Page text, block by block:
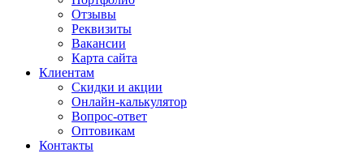
Отзывы
Реквизиты
Вакансии
Карта сайта
Клиентам
Скидки и акции
Онлайн-калькулятор
Вопрос-ответ
Оптовикам
Контакты